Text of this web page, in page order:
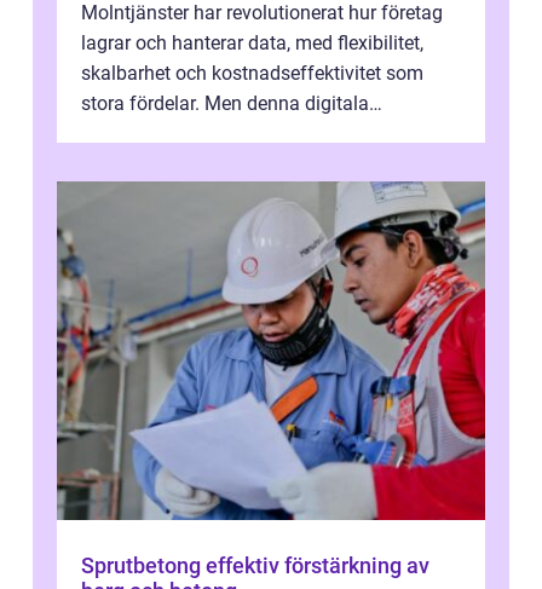
Molntjänster har revolutionerat hur företag
lagrar och hanterar data, med flexibilitet,
skalbarhet och kostnadseffektivitet som
stora fördelar. Men denna digitala
Sprutbetong effektiv förstärkning av